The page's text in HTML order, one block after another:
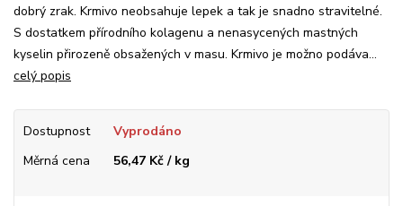
dobrý zrak. Krmivo neobsahuje lepek a tak je snadno stravitelné.
S dostatkem přírodního kolagenu a nenasycených mastných
kyselin přirozeně obsažených v masu. Krmivo je možno podáva...
celý popis
Dostupnost
Vyprodáno
Měrná cena
56,47 Kč / kg